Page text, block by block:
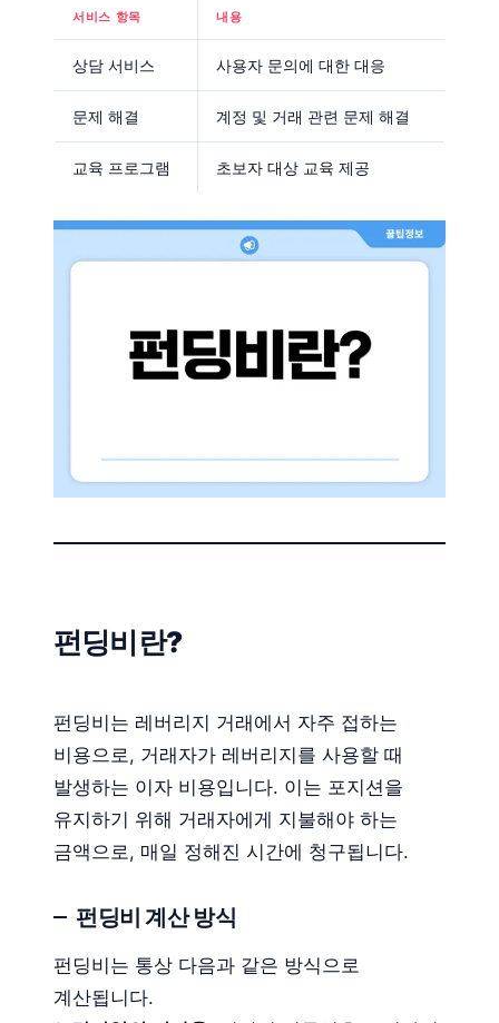
서비스 항목 내용
상담 서비스 사용자 문의에 대한 대응
문제 해결 계정 및 거래 관련 문제 해결
교육 프로그램 초보자 대상 교육 제공
펀딩비란?
펀딩비는 레버리지 거래에서 자주 접하는
비용으로, 거래자가 레버리지를 사용할 때
발생하는 이자 비용입니다. 이는 포지션을
유지하기 위해 거래자에게 지불해야 하는
금액으로, 매일 정해진 시간에 청구됩니다.
펀딩비 계산 방식
펀딩비는 통상 다음과 같은 방식으로
계산됩니다.